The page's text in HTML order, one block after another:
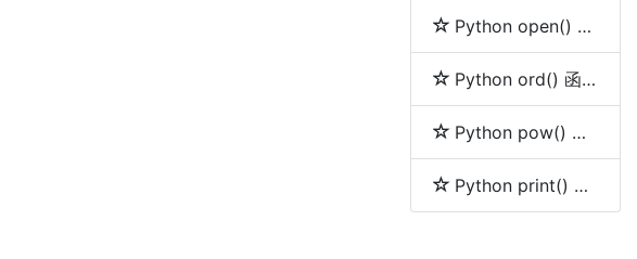
Python open() 函数
Python ord() 函数
Python pow() 函数
Python print() 函数